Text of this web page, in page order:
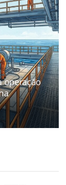
operação